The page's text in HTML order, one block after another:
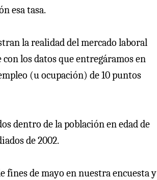
esa tasa.
la realidad del mercado laboral
los datos que entregáramos en
(u ocupación) de 10 puntos
dentro de la población en edad de
de 2002.
fines de mayo en nuestra encuesta y